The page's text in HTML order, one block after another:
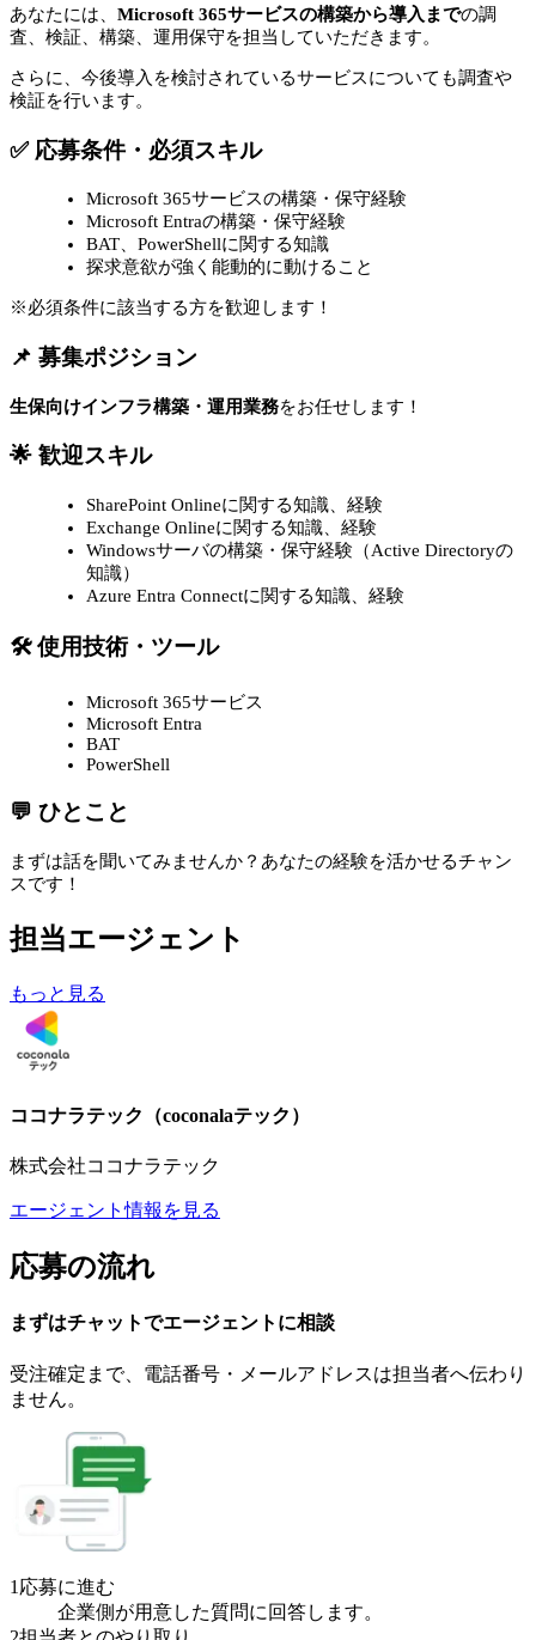
あなたには、 Microsoft 365サービスの構築から導入までの調
査、検証、構築、運用保守を担当していただきます。
さらに、今後導入を検討されているサービスについても調査や
検証を行います。
✅ 応募条件・必須スキル
Microsoft 365サービスの構築・保守経験
Microsoft Entraの構築・保守経験
BAT、PowerShellに関する知識
探求意欲が強く能動的に動けること
※必須条件に該当する方を歓迎します！
📌 募集ポジション
生保向けインフラ構築・運用業務をお任せします！
🌟 歓迎スキル
SharePoint Onlineに関する知識、経験
Exchange Onlineに関する知識、経験
Windowsサーバの構築・保守経験（Active Directoryの
知識）
Azure Entra Connectに関する知識、経験
🛠 使用技術・ツール
Microsoft 365サービス
Microsoft Entra
BAT
PowerShell
💬 ひとこと
まずは話を聞いてみませんか？あなたの経験を活かせるチャン
スです！
担当エージェント
もっと見る
ココナラテック（coconalaテック）
株式会社ココナラテック
エージェント情報を見る
応募の流れ
まずはチャットでエージェント に相談
受注確定まで、 電話番号・メールアドレスは担当者へ伝わり
ません。
1 応募に進む
企業側が用意した質問に回答します。